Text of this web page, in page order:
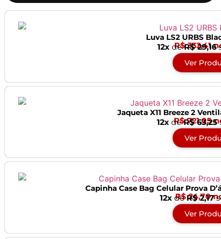
Luva LS2 URBS
R$ 332,41
12x deR$ 29,16
Ver
Jaqueta X11 Breeze 2
R$ 721,05
12xdeR$ 63,25
Ver
Capinha Case Bag Celular Prova
R$ 24,70
12x deR$ 2,17
Ver